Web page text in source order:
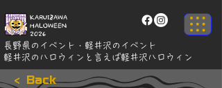
KARUIZAWA
HALOWEEN
2026
長野県のイベント・軽井沢のイベント
軽井沢のハロウィンと言えば軽井沢ハロウィン
< Back